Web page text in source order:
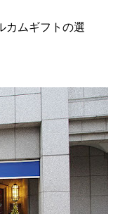
カムギフトの選